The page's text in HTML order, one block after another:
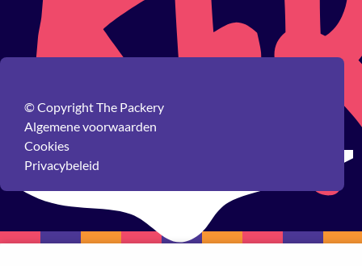
© Copyright The Packery
Algemene voorwaarden
Cookies
Privacybeleid